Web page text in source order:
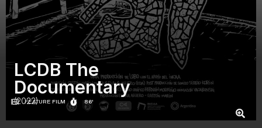
FEATURE FILM 86'
LCDB The
Documentary
(2022)